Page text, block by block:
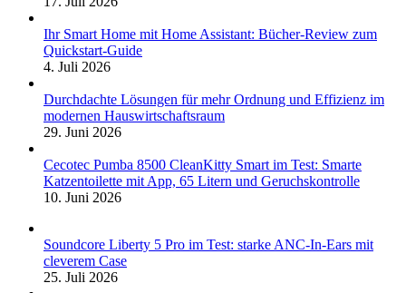
Ihr Smart Home mit Home Assistant: Bücher-Review zum
Quickstart-Guide
4. Juli 2026
Durchdachte Lösungen für mehr Ordnung und Effizienz im
modernen Hauswirtschaftsraum
29. Juni 2026
Cecotec Pumba 8500 CleanKitty Smart im Test: Smarte
Katzentoilette mit App, 65 Litern und Geruchskontrolle
10. Juni 2026
Soundcore Liberty 5 Pro im Test: starke ANC-In-Ears mit
cleverem Case
25. Juli 2026